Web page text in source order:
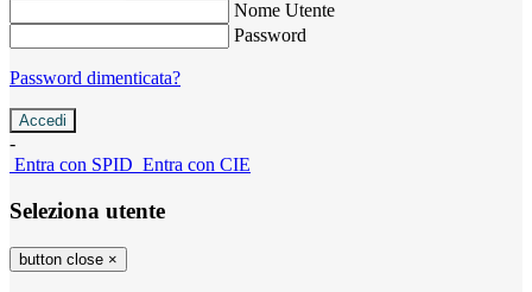
Nome Utente
Password
Password dimenticata?
-
Entra con SPID Entra con CIE
Seleziona utente
button close ×